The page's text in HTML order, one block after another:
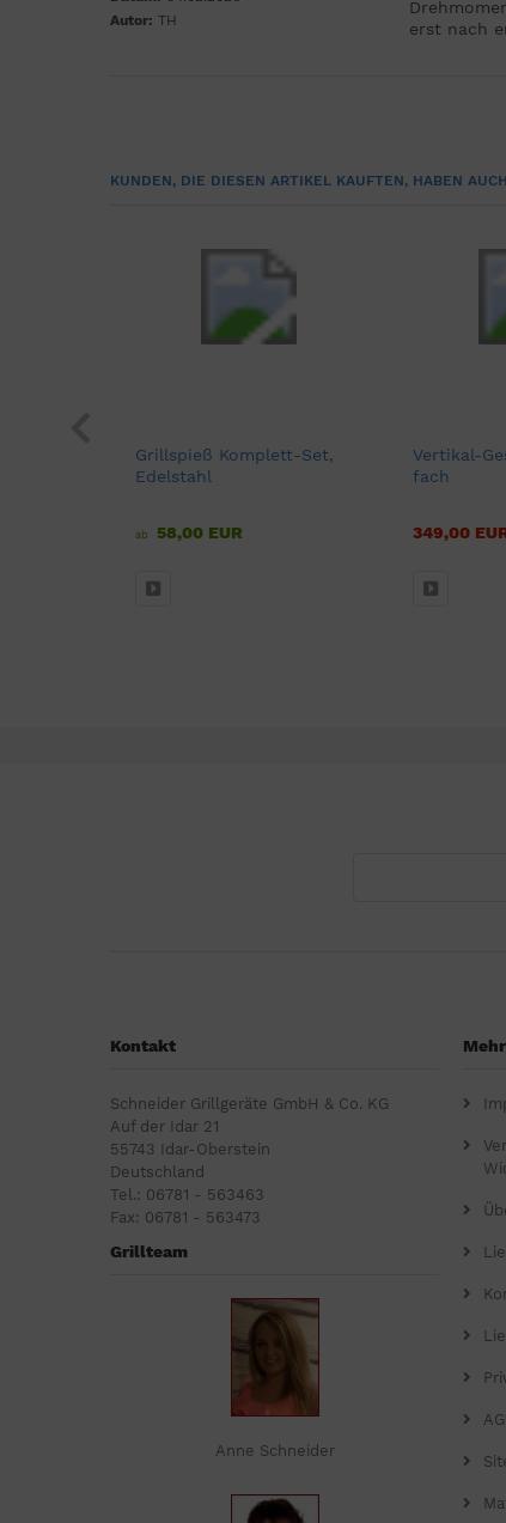
Autor: TH
erst nach
KUNDEN, DIE DIESEN ARTIKEL KAUFTEN, HABEN
Grillspieß Komplett-Set,
Edelstahl
ab 58,00 EUR
Vertikal-
fach
349,00
Kontakt
Schneider Grillgeräte GmbH & Co. KG
Auf der Idar 21
55743 Idar-Oberstein
Deutschland
Tel.: 06781 - 563463
Fax: 06781 - 563473
Grillteam
Anne Schneider